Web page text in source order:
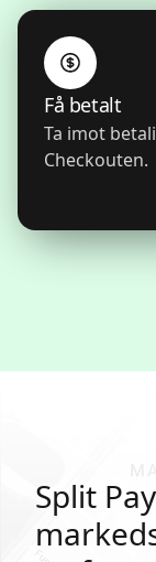
Få betalt
Ta imot
Checkouten.
Split